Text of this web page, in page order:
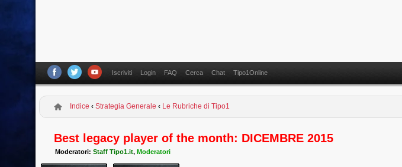
Iscriviti Login FAQ Cerca Chat Tipo1Online
Indice ‹ Strategia Generale ‹ Le Rubriche di Tipo1
Best legacy player of the month: DICEMBRE 2015
Moderatori:Staff Tipo1.it,Moderatori